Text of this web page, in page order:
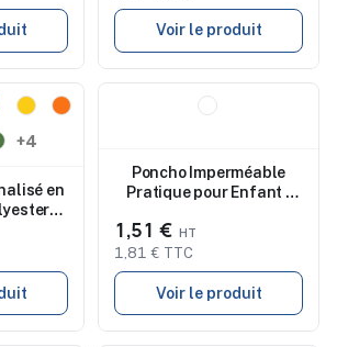
Voir le produit
+4
en
Poncho Imperméable
Pratique pour Enfant -
1,51 €
1,81 € TTC
Voir le produit